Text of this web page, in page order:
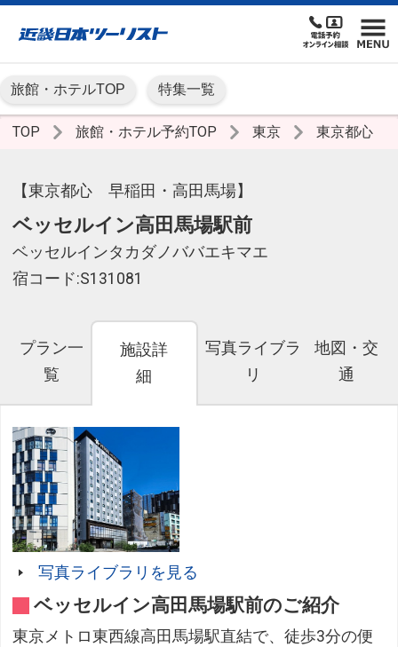
旅館・ホテルTOP 特集一覧
TOP 旅館・ホテル予約TOP 東京 東京都心
【東京都心 早稲田・高田馬場】
ベッセルイン高田馬場駅前
ベッセルインタカダノババエキマエ
宿コード:S131081
プラン一
覧
施設詳
細
写真ライブラ
リ
地図・交
通
写真ライブラリを見る
ベッセルイン高田馬場駅前のご紹介
東京メトロ東西線高田馬場駅直結で、徒歩3分の便